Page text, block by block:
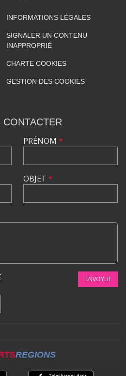
INFORMATIONS LÉGALES
SIGNALER UN CONTENU
INAPPROPRIÉ
CHARTE COOKIES
GESTION DES COOKIES
CONTACTER
PRÉNOM *
OBJET *
ENVOYER
REGIONS